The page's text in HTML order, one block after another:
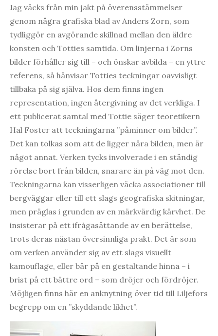
Jag väcks från min jakt på överensstämmelser
genom några grafiska blad av Anders Zorn, som
tydliggör en avgörande skillnad mellan den äldre
konsten och Totties samtida. Om linjerna i Zorns
bilder förhåller sig till – och önskar avbilda – en yttre
referens, så hänvisar Totties teckningar oavvisligt
tillbaka på sig själva. Hos dem finns ingen
representation, ingen återgivning av det verkliga. I
ett publicerat samtal med Tottie säger teoretikern
Hal Foster att teckningarna ”påminner om bilder”.
Det kan tolkas som att de ligger nära bilden, men är
något annat. Verken tycks involverade i en ständig
rörelse bort från bilden, snarare än på väg mot den.
Teckningarna kan visserligen väcka associationer till
bergväggar eller till ett slags geografiska skitningar,
men präglas i grunden av en märkvärdig kärvhet. De
insisterar på ett ifrågasättande av en berättelse,
trots deras nästan översinnliga prakt. Det är som
om verken använder sig av ett slags visuellt
kamouflage, eller bär på en gestaltande hinna – i
brist på ett bättre ord – som dröjer och fördröjer.
Möjligen finns här en anknytning över tid till Liljefors
begrepp om en ”skyddande likhet”.